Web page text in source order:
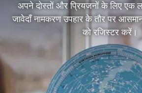
अपने दोस्तों और प्रियजनों के लिए
जावेदाँ नामकरण उपहार के तौर पर
को रजिस्टर करें।